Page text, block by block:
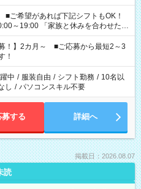
と休みを合わせた
準備がしたい」 「できれば残業はし
くださいね。 ※Wワーク希望
望する勤務時間と、もう1つのお仕事
間を超える場合は応募できません。
！】2カ月～ ■ご応募から最短2～3
！
中 / 服装自由 / シフト勤務 / 10名以
し / パソコンスキル不要
募する 詳細へ
掲載日：2026.08.07
読